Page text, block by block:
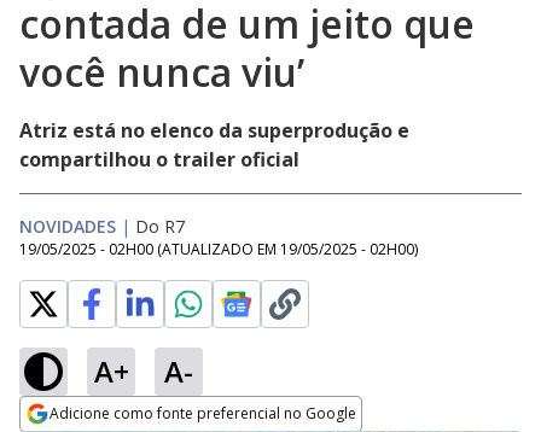
contada de um jeito que
você nunca viu’
Atriz está no elenco da superprodução e
compartilhou o trailer oficial
NOVIDADES | Do R7
19/05/2025 - 02H00 (ATUALIZADO EM 19/05/2025 - 02H00)
A+ A-
Adicione como fonte preferencial no Google